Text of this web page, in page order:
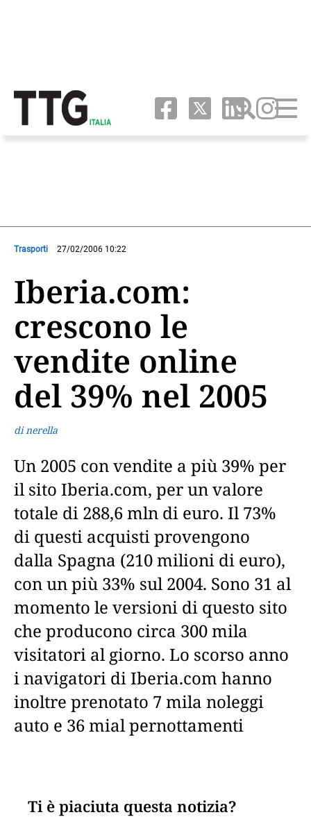
Trasporti 27/02/2006 10:22
Iberia.com:
crescono le
vendite online
del 39% nel 2005
di nerella
Un 2005 con vendite a più 39% per
il sito Iberia.com, per un valore
totale di 288,6 mln di euro. Il 73%
di questi acquisti provengono
dalla Spagna (210 milioni di euro),
con un più 33% sul 2004. Sono 31 al
momento le versioni di questo sito
che producono circa 300 mila
visitatori al giorno. Lo scorso anno
i navigatori di Iberia.com hanno
inoltre prenotato 7 mila noleggi
auto e 36 mial pernottamenti
Ti è piaciuta questa notizia?